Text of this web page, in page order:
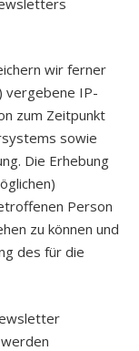
wir ferner
vergebene IP-
zum Zeitpunkt
sowie
Die Erhebung
Person
zu können und
des für die